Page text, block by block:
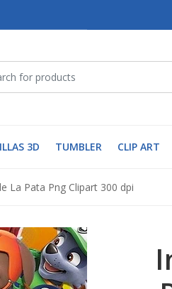
3D TUMBLER CLIP ART
La Pata Png Clipart 300 dpi